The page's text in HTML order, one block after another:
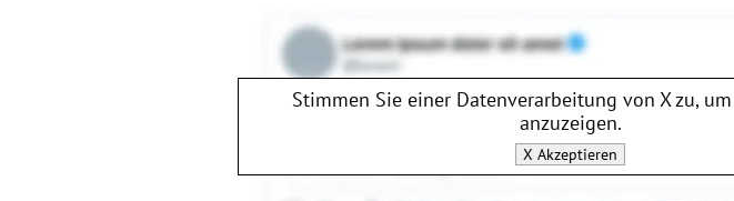
Stimmen Sie einer Datenverarbeitung von Xzu,
anzuzeigen.
X Akzeptieren